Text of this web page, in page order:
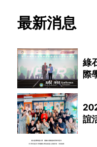
最新消息
綠
際
誼